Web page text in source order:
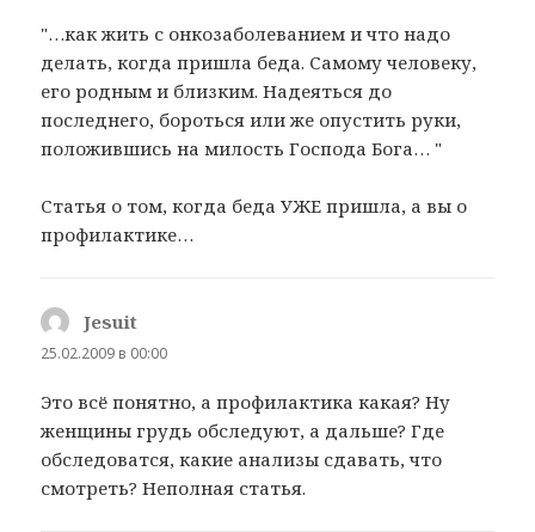
"…как жить с онкозаболеванием и что надо
делать, когда пришла беда. Самому человеку,
его родным и близким. Надеяться до
последнего, бороться или же опустить руки,
положившись на милость Господа Бога… "
Статья о том, когда беда УЖЕ пришла, а вы о
профилактике…
Jesuit
25.02.2009 в 00:00
Это всё понятно, а профилактика какая? Ну
женщины грудь обследуют, а дальше? Где
обследоватся, какие анализы сдавать, что
смотреть? Неполная статья.